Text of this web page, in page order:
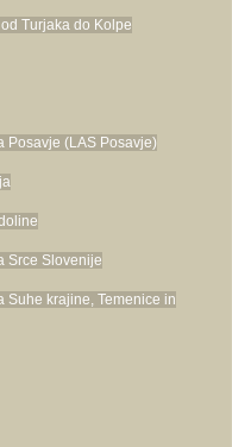
Turjaka do Kolpe
Posavje (LAS Posavje)
Srce Slovenije
Suhe krajine, Temenice in